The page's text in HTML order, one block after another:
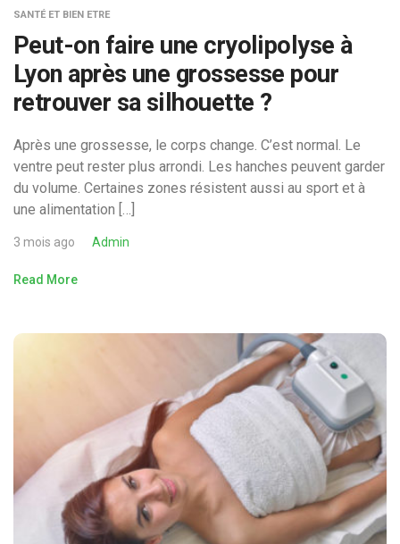
SANTÉ ET BIEN ETRE
Peut-on faire une cryolipolyse à
Lyon après une grossesse pour
retrouver sa silhouette ?
Après une grossesse, le corps change. C’est normal. Le
ventre peut rester plus arrondi. Les hanches peuvent garder
du volume. Certaines zones résistent aussi au sport et à
une alimentation […]
3 mois ago Admin
Read More